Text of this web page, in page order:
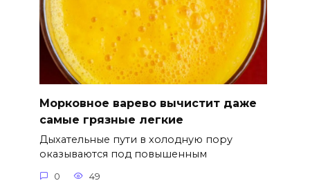
Морковное варево вычистит даже
самые грязные легкие
Дыхательные пути в холодную пору
оказываются под повышенным
0 49